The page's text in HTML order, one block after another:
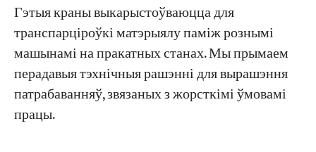
Гэтыя краны выкарыстоўваюцца для
транспарціроўкі матэрыялу паміж рознымі
машынамі на пракатных станах. Мы прымаем
перадавыя тэхнічныя рашэнні для вырашэння
патрабаванняў, звязаных з жорсткімі ўмовамі
працы.